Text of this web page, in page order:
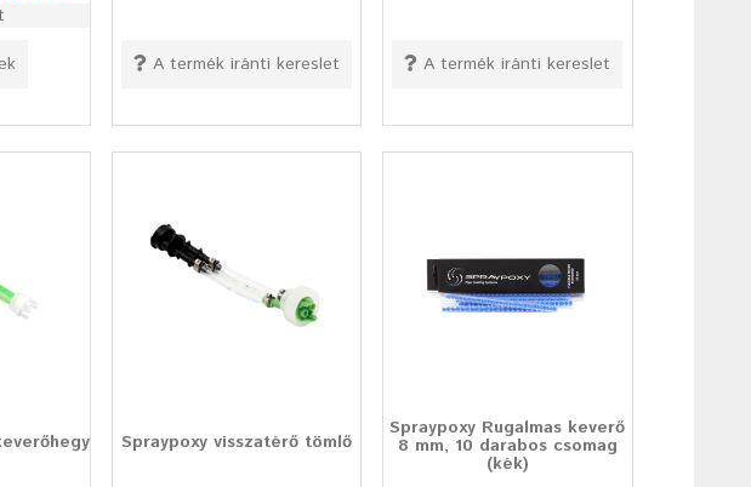
A termék iránti kereslet A termék iránti kereslet
Spraypoxy visszatérő tömlő
Spraypoxy Rugalmas keverő
8 mm, 10 darabos csomag
(kék)